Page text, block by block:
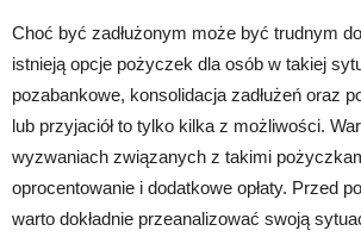
Choć być zadłużonym może być trudnym
istnieją opcje pożyczek dla osób w takiej
pozabankowe, konsolidacja zadłużeń oraz
lub przyjaciół to tylko kilka z możliwości.
wyzwaniach związanych z takimi
oprocentowanie i dodatkowe opłaty. Przed
warto dokładnie przeanalizować swoją